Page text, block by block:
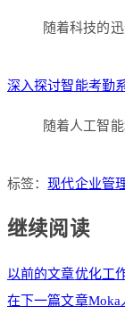
随着科技的
深入探讨智能考勤
随着人工智
标签：现代企业管
继续阅读
以前的文章优化工
在下一篇文章Moka